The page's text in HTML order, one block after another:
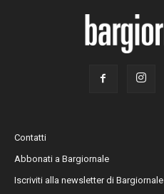
Contatti
Abbonati a Bargiornale
Iscriviti alla newsletter di Bargiornale